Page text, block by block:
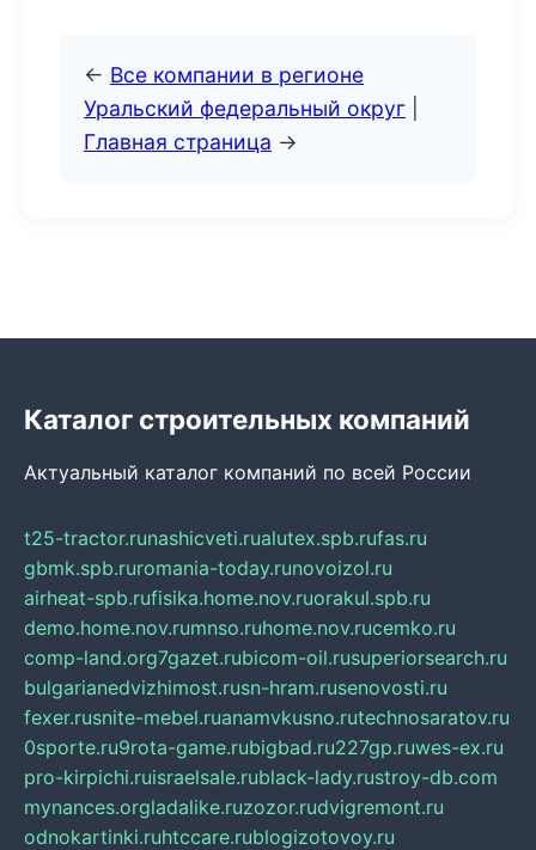
← Все компании в регионе
Уральский федеральный округ
Главная страница →
Каталог строительных компаний
Актуальный каталог компаний по всей России
t25-tractor.runashicveti.rualutex.spb.rufas.ru
gbmk.spb.ruromania-today.runovoizol.ru
airheat-spb.rufisika.home.nov.ruorakul.spb.ru
demo.home.nov.rumnso.ruhome.nov.rucemko.ru
comp-land.org7gazet.rubicom-oil.rusuperiorsearch.ru
bulgarianedvizhimost.rusn-hram.rusenovosti.ru
fexer.rusnite-mebel.ruanamvkusno.rutechnosaratov.ru
0sporte.ru9rota-game.rubigbad.ru227gp.ruwes-ex.ru
pro-kirpichi.ruisraelsale.rublack-lady.rustroy-db.com
mynances.orgladalike.ruzozor.rudvigremont.ru
odnokartinki.ruhtccare.rublogizotovoy.ru